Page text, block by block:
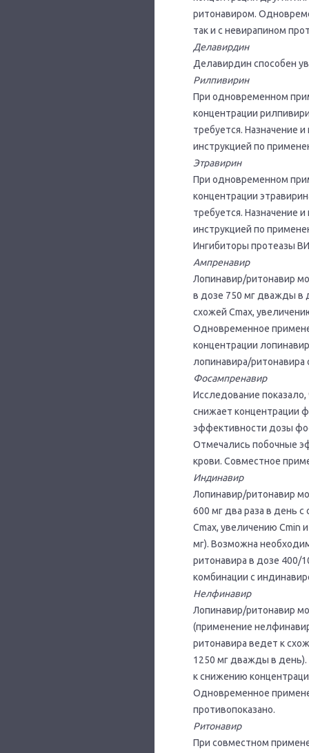
ритонавиром.
так и с невирапином
Делавирдин
Делавирдин способен
Рилпивирин
При одновременном
концентрации
требуется. Назначение
инструкцией по
Этравирин
При одновременном
концентрации
требуется. Назначение
инструкцией по
Ингибиторы протеазы
Ампренавир
Лопинавир/ритонавир
в дозе 750 мг дважды в
схожей Сmах,
Одновременное
концентрации
лопинавира/ритонавира
Фосампренавир
Исследование
снижает концентрации
эффективности дозы
Отмечались побочные
крови. Совместное
Индинавир
Лопинавир/ритонавир
600 мг два раза в день
Сmах, увеличению Cmin
мг). Возможна
ритонавира в дозе 400/
комбинации с
Нелфинавир
Лопинавир/ритонавир
(применение
ритонавира ведет к
1250 мг дважды в
к снижению
Одновременное
противопоказано.
Ритонавир
При совместном